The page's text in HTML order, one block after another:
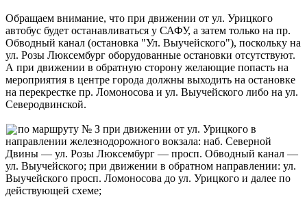
Обращаем внимание, что при движении от ул. Урицкого
автобус будет останавливаться у САФУ, а затем только на пр.
Обводный канал (остановка "Ул. Выучейского"), поскольку на
ул. Розы Люксембург оборудованные остановки отсутствуют.
А при движении в обратную сторону желающие попасть на
мероприятия в центре города должны выходить на остановке
на перекрестке пр. Ломоносова и ул. Выучейского либо на ул.
Северодвинской.
по маршруту № З при движении от ул. Урицкого в
направлении железнодорожного вокзала: наб. Северной
Двины — ул. Розы Люксембург — просп. Обводный канал —
ул. Выучейского; при движении в обратном направлении: ул.
Выучейского просп. Ломоносова до ул. Урицкого и далее по
действующей схеме;